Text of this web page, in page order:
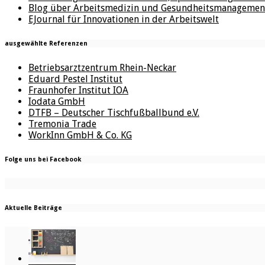
Blog über Arbeitsmedizin und
EJournal für Innovationen in der Arbeitswelt
ausgewählte Referenzen
Betriebsarztzentrum Rhein-Neckar
Eduard Pestel Institut
Fraunhofer Institut IOA
Iodata GmbH
DTFB – Deutscher Tischfußballbund e.V.
Tremonia Trade
WorkInn GmbH & Co. KG
Folge uns bei Facebook
Aktuelle Beiträge